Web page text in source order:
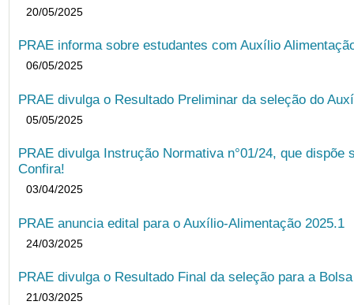
20/05/2025
PRAE informa sobre estudantes com Auxílio
06/05/2025
PRAE divulga o Resultado Preliminar da seleção do
05/05/2025
PRAE divulga Instrução Normativa n°01/24, que
Confira!
03/04/2025
PRAE anuncia edital para o Auxílio-Alimentação 2025.1
24/03/2025
PRAE divulga o Resultado Final da seleção para a
21/03/2025